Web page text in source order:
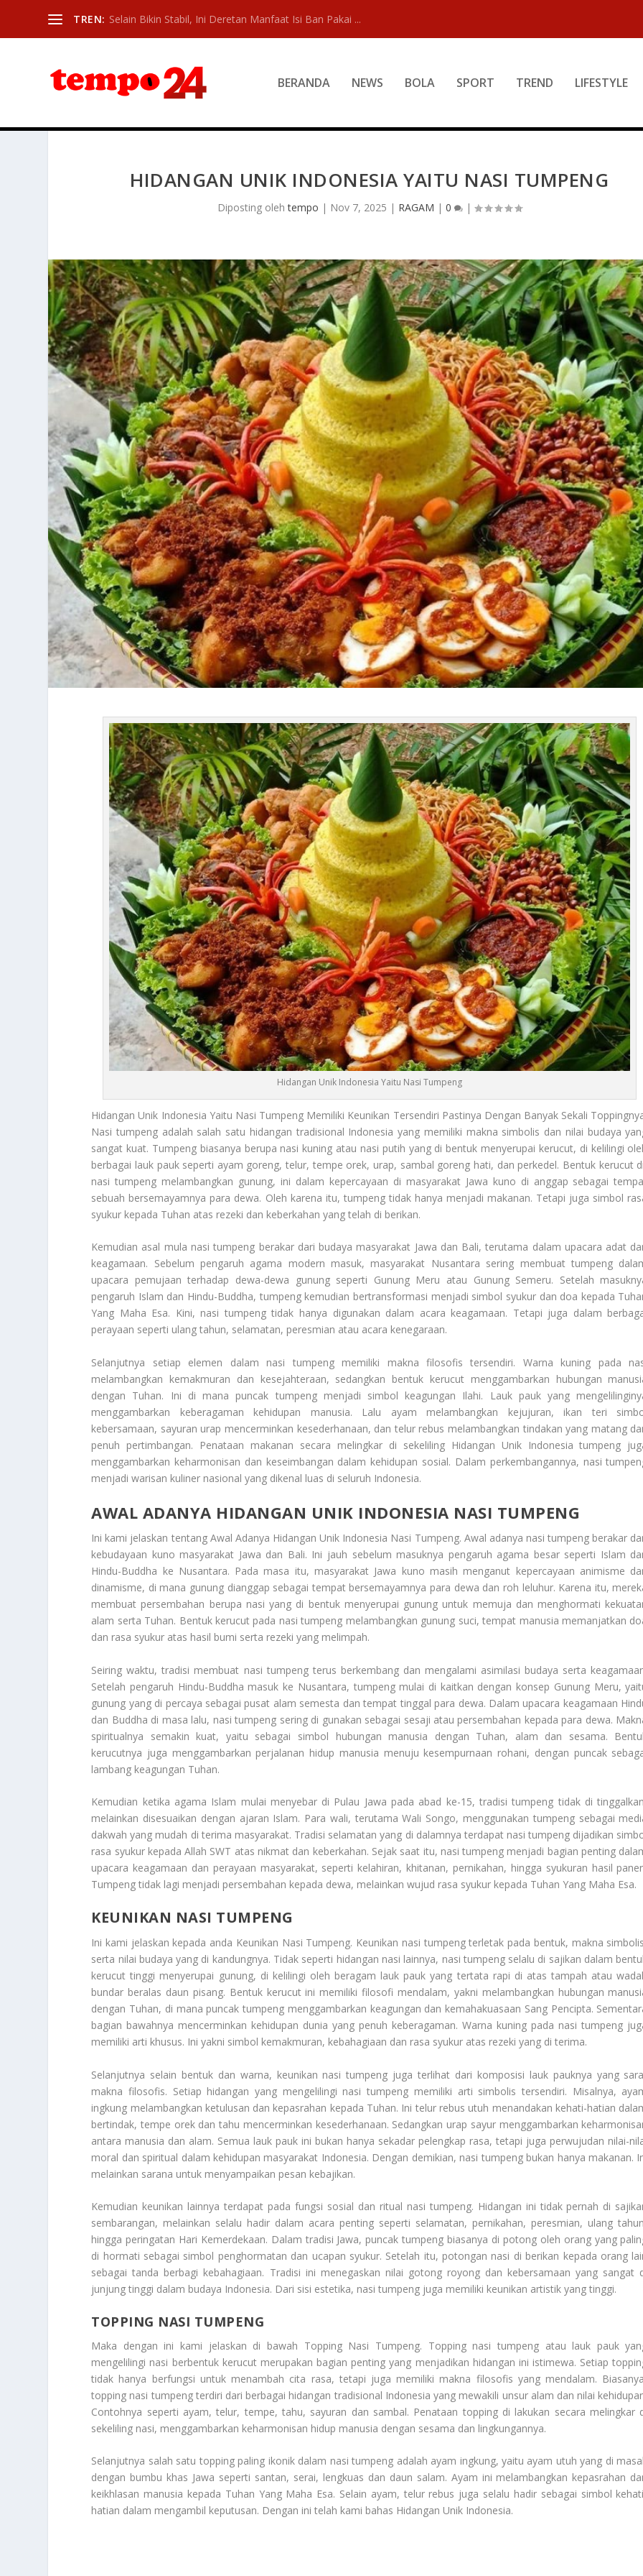
TREN: Selain Bikin Stabil, Ini Deretan Manfaat Isi Ban Pakai ...
BERANDA NEWS BOLA SPORT TREND LIFESTYLE
HIDANGAN UNIK INDONESIA YAITU NASI TUMPENG
Diposting olehtempo | Nov 7, 2025 | RAGAM | 0 |
Hidangan Unik Indonesia Yaitu Nasi Tumpeng
Hidangan Unik Indonesia Yaitu Nasi Tumpeng Memiliki Keunikan Tersendiri Pastinya Dengan Banyak Sekali
Nasi tumpeng adalah salah satu hidangan tradisional Indonesia yang memiliki makna simbolis dan nilai budaya
sangat kuat. Tumpeng biasanya berupa nasi kuning atau nasi putih yang di bentuk menyerupai kerucut, di kelilingi
berbagai lauk pauk seperti ayam goreng, telur, tempe orek, urap, sambal goreng hati, dan perkedel. Bentuk kerucut di
nasi tumpeng melambangkan gunung, ini dalam kepercayaan di masyarakat Jawa kuno di anggap sebagai
sebuah bersemayamnya para dewa. Oleh karena itu, tumpeng tidak hanya menjadi makanan. Tetapi juga simbol
syukur kepada Tuhan atas rezeki dan keberkahan yang telah di berikan.
Kemudian asal mula nasi tumpeng berakar dari budaya masyarakat Jawa dan Bali, terutama dalam upacara adat
keagamaan. Sebelum pengaruh agama modern masuk, masyarakat Nusantara sering membuat tumpeng
upacara pemujaan terhadap dewa-dewa gunung seperti Gunung Meru atau Gunung Semeru. Setelah
pengaruh Islam dan Hindu-Buddha, tumpeng kemudian bertransformasi menjadi simbol syukur dan doa kepada
Yang Maha Esa. Kini, nasi tumpeng tidak hanya digunakan dalam acara keagamaan. Tetapi juga dalam
perayaan seperti ulang tahun, selamatan, peresmian atau acara kenegaraan.
Selanjutnya setiap elemen dalam nasi tumpeng memiliki makna filosofis tersendiri. Warna kuning pada
melambangkan kemakmuran dan kesejahteraan, sedangkan bentuk kerucut menggambarkan hubungan
dengan Tuhan. Ini di mana puncak tumpeng menjadi simbol keagungan Ilahi. Lauk pauk yang
menggambarkan keberagaman kehidupan manusia. Lalu ayam melambangkan kejujuran, ikan teri
kebersamaan, sayuran urap mencerminkan kesederhanaan, dan telur rebus melambangkan tindakan yang matang
penuh pertimbangan. Penataan makanan secara melingkar di sekeliling Hidangan Unik Indonesia tumpeng
menggambarkan keharmonisan dan keseimbangan dalam kehidupan sosial. Dalam perkembangannya, nasi
menjadi warisan kuliner nasional yang dikenal luas di seluruh Indonesia.
AWAL ADANYA HIDANGAN UNIK INDONESIA NASI TUMPENG
Ini kami jelaskan tentang Awal Adanya Hidangan Unik Indonesia Nasi Tumpeng. Awal adanya nasi tumpeng berakar
kebudayaan kuno masyarakat Jawa dan Bali. Ini jauh sebelum masuknya pengaruh agama besar seperti Islam
Hindu-Buddha ke Nusantara. Pada masa itu, masyarakat Jawa kuno masih menganut kepercayaan animisme
dinamisme, di mana gunung dianggap sebagai tempat bersemayamnya para dewa dan roh leluhur. Karena itu,
membuat persembahan berupa nasi yang di bentuk menyerupai gunung untuk memuja dan menghormati
alam serta Tuhan. Bentuk kerucut pada nasi tumpeng melambangkan gunung suci, tempat manusia memanjatkan
dan rasa syukur atas hasil bumi serta rezeki yang melimpah.
Seiring waktu, tradisi membuat nasi tumpeng terus berkembang dan mengalami asimilasi budaya serta
Setelah pengaruh Hindu-Buddha masuk ke Nusantara, tumpeng mulai di kaitkan dengan konsep Gunung Meru,
gunung yang di percaya sebagai pusat alam semesta dan tempat tinggal para dewa. Dalam upacara keagamaan
dan Buddha di masa lalu, nasi tumpeng sering di gunakan sebagai sesaji atau persembahan kepada para dewa.
spiritualnya semakin kuat, yaitu sebagai simbol hubungan manusia dengan Tuhan, alam dan sesama.
kerucutnya juga menggambarkan perjalanan hidup manusia menuju kesempurnaan rohani, dengan puncak
lambang keagungan Tuhan.
Kemudian ketika agama Islam mulai menyebar di Pulau Jawa pada abad ke-15, tradisi tumpeng tidak di
melainkan disesuaikan dengan ajaran Islam. Para wali, terutama Wali Songo, menggunakan tumpeng sebagai
dakwah yang mudah di terima masyarakat. Tradisi selamatan yang di dalamnya terdapat nasi tumpeng dijadikan
rasa syukur kepada Allah SWT atas nikmat dan keberkahan. Sejak saat itu, nasi tumpeng menjadi bagian penting
upacara keagamaan dan perayaan masyarakat, seperti kelahiran, khitanan, pernikahan, hingga syukuran hasil
Tumpeng tidak lagi menjadi persembahan kepada dewa, melainkan wujud rasa syukur kepada Tuhan Yang Maha Esa.
KEUNIKAN NASI TUMPENG
Ini kami jelaskan kepada anda Keunikan Nasi Tumpeng. Keunikan nasi tumpeng terletak pada bentuk, makna
serta nilai budaya yang di kandungnya. Tidak seperti hidangan nasi lainnya, nasi tumpeng selalu di sajikan dalam
kerucut tinggi menyerupai gunung, di kelilingi oleh beragam lauk pauk yang tertata rapi di atas tampah atau
bundar beralas daun pisang. Bentuk kerucut ini memiliki filosofi mendalam, yakni melambangkan hubungan
dengan Tuhan, di mana puncak tumpeng menggambarkan keagungan dan kemahakuasaan Sang Pencipta.
bagian bawahnya mencerminkan kehidupan dunia yang penuh keberagaman. Warna kuning pada nasi tumpeng
memiliki arti khusus. Ini yakni simbol kemakmuran, kebahagiaan dan rasa syukur atas rezeki yang di terima.
Selanjutnya selain bentuk dan warna, keunikan nasi tumpeng juga terlihat dari komposisi lauk pauknya yang
makna filosofis. Setiap hidangan yang mengelilingi nasi tumpeng memiliki arti simbolis tersendiri. Misalnya,
ingkung melambangkan ketulusan dan kepasrahan kepada Tuhan. Ini telur rebus utuh menandakan kehati-hatian
bertindak, tempe orek dan tahu mencerminkan kesederhanaan. Sedangkan urap sayur menggambarkan
antara manusia dan alam. Semua lauk pauk ini bukan hanya sekadar pelengkap rasa, tetapi juga perwujudan nilai-
moral dan spiritual dalam kehidupan masyarakat Indonesia. Dengan demikian, nasi tumpeng bukan hanya makanan.
melainkan sarana untuk menyampaikan pesan kebajikan.
Kemudian keunikan lainnya terdapat pada fungsi sosial dan ritual nasi tumpeng. Hidangan ini tidak pernah di
sembarangan, melainkan selalu hadir dalam acara penting seperti selamatan, pernikahan, peresmian, ulang
hingga peringatan Hari Kemerdekaan. Dalam tradisi Jawa, puncak tumpeng biasanya di potong oleh orang yang
di hormati sebagai simbol penghormatan dan ucapan syukur. Setelah itu, potongan nasi di berikan kepada orang
sebagai tanda berbagi kebahagiaan. Tradisi ini menegaskan nilai gotong royong dan kebersamaan yang sangat
junjung tinggi dalam budaya Indonesia. Dari sisi estetika, nasi tumpeng juga memiliki keunikan artistik yang tinggi.
TOPPING NASI TUMPENG
Maka dengan ini kami jelaskan di bawah Topping Nasi Tumpeng. Topping nasi tumpeng atau lauk pauk
mengelilingi nasi berbentuk kerucut merupakan bagian penting yang menjadikan hidangan ini istimewa. Setiap
tidak hanya berfungsi untuk menambah cita rasa, tetapi juga memiliki makna filosofis yang mendalam.
topping nasi tumpeng terdiri dari berbagai hidangan tradisional Indonesia yang mewakili unsur alam dan nilai
Contohnya seperti ayam, telur, tempe, tahu, sayuran dan sambal. Penataan topping di lakukan secara melingkar
sekeliling nasi, menggambarkan keharmonisan hidup manusia dengan sesama dan lingkungannya.
Selanjutnya salah satu topping paling ikonik dalam nasi tumpeng adalah ayam ingkung, yaitu ayam utuh yang di
dengan bumbu khas Jawa seperti santan, serai, lengkuas dan daun salam. Ayam ini melambangkan kepasrahan
keikhlasan manusia kepada Tuhan Yang Maha Esa. Selain ayam, telur rebus juga selalu hadir sebagai simbol
hatian dalam mengambil keputusan. Dengan ini telah kami bahas Hidangan Unik Indonesia.